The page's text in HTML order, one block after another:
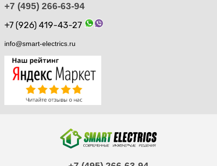
+7 (495) 266-63-94
+7 (926) 419-43-27
info@smart-electrics.ru